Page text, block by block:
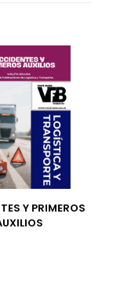
Y PRIMEROS